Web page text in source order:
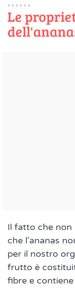
Le
Il fatto che non
che l'ananas
per il nostro
frutto è
fibre e